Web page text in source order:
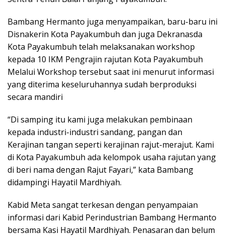
Bambang Hermanto juga menyampaikan, baru-baru ini
Disnakerin Kota Payakumbuh dan juga Dekranasda
Kota Payakumbuh telah melaksanakan workshop
kepada 10 IKM Pengrajin rajutan Kota Payakumbuh
Melalui Workshop tersebut saat ini menurut informasi
yang diterima keseluruhannya sudah berproduksi
secara mandiri
“Di samping itu kami juga melakukan pembinaan
kepada industri-industri sandang, pangan dan
Kerajinan tangan seperti kerajinan rajut-merajut. Kami
di Kota Payakumbuh ada kelompok usaha rajutan yang
di beri nama dengan Rajut Fayari,” kata Bambang
didampingi Hayatil Mardhiyah.
Kabid Meta sangat terkesan dengan penyampaian
informasi dari Kabid Perindustrian Bambang Hermanto
bersama Kasi Hayatil Mardhiyah. Penasaran dan belum